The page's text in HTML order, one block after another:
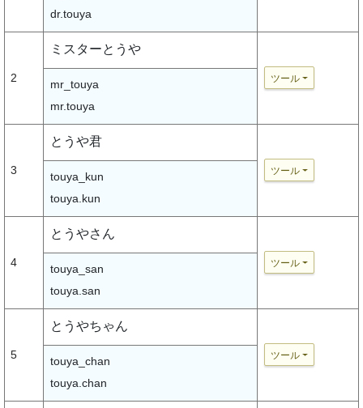
dr.touya
2
ミスターとうや
ツール
mr_touya
mr.touya
3
とうや君
ツール
touya_kun
touya.kun
4
とうやさん
ツール
touya_san
touya.san
5
とうやちゃん
ツール
touya_chan
touya.chan